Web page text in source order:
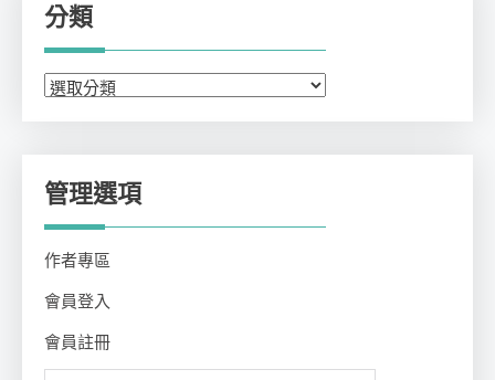
分類
分
管理選項
作者專區
會員登入
會員註冊